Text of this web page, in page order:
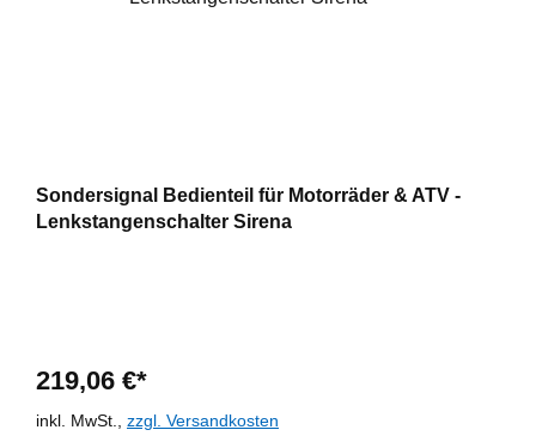
Sondersignal Bedienteil für Motorräder & ATV -
Lenkstangenschalter Sirena
219,06 €*
inkl. MwSt., zzgl. Versandkosten